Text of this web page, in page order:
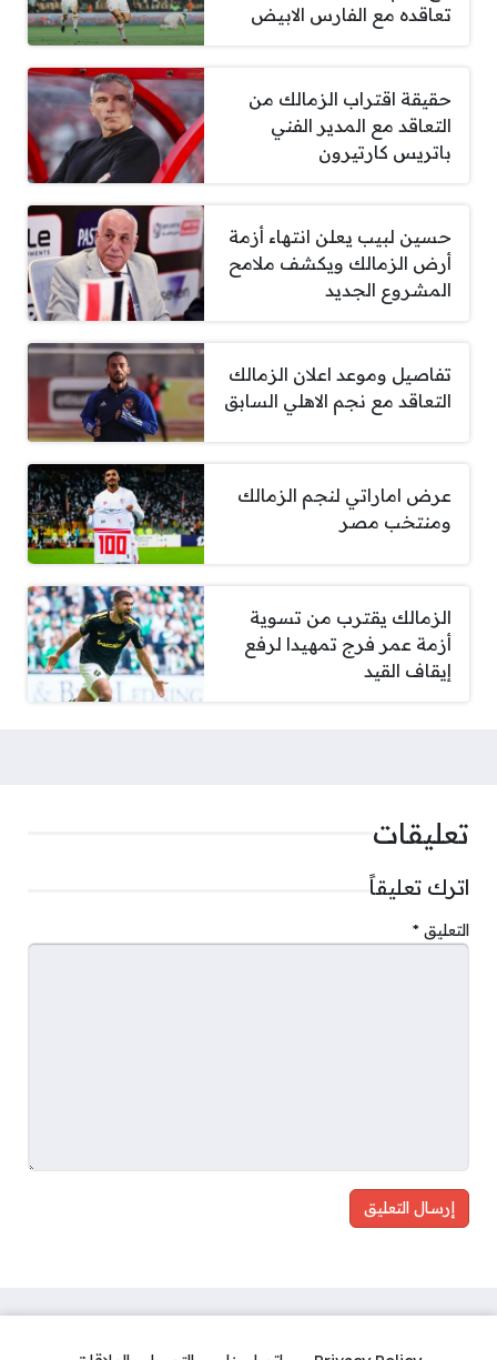
تعاقده مع الفارس الابيض
حقيقة اقتراب الزمالك من
التعاقد مع المدير الفني
باتريس كارتيرون
حسين لبيب يعلن انتهاء أزمة
أرض الزمالك ويكشف ملامح
المشروع الجديد
تفاصيل وموعد اعلان الزمالك
التعاقد مع نجم الاهلي السابق
عرض اماراتي لنجم الزمالك
ومنتخب مصر
الزمالك يقترب من تسوية
أزمة عمر فرج تمهيدا لرفع
إيقاف القيد
تعليقات
اترك تعليقاً
التعليق *